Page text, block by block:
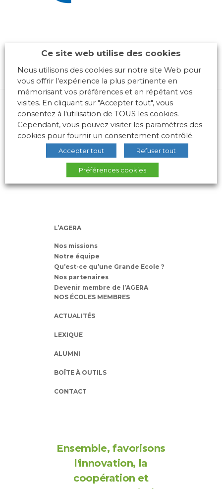
10 place des Archives – Bât G –
69288 LYON Cedex 02
Association loi 1901
L’AGERA
Nos missions
Notre équipe
Qu’est-ce qu’une Grande Ecole ?
Nos partenaires
Devenir membre de l’AGERA
NOS ÉCOLES MEMBRES
ACTUALITÉS
LEXIQUE
ALUMNI
BOÎTE À OUTILS
CONTACT
Ensemble, favorisons
l'innovation, la
coopération et
Ce site web utilise des cookies
Nous utilisons des cookies sur notre site Web pour
vous offrir l'expérience la plus pertinente en
mémorisant vos préférences et en répétant vos
visites. En cliquant sur "Accepter tout", vous
consentez à l'utilisation de TOUS les cookies.
Cependant, vous pouvez visiter les paramètres des
cookies pour fournir un consentement contrôlé.
Accepter tout Refuser tout
Préférences cookies